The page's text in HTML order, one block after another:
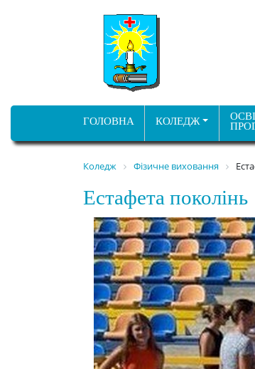
ГОЛОВНА КОЛЕДЖ
Коледж Фізичне виховання
Естафета поколінь